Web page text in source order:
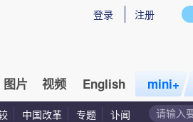
登录 注册
图片 视频 English mini+
中国改革 专题 讣闻